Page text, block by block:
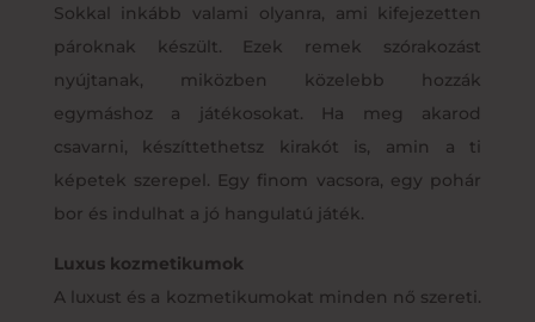
Sokkal inkább valami olyanra, ami kifejezetten
pároknak készült. Ezek remek szórakozást
nyújtanak, miközben közelebb hozzák
egymáshoz a játékosokat. Ha meg akarod
csavarni, készíttethetsz kirakót is, amin a ti
képetek szerepel. Egy finom vacsora, egy pohár
bor és indulhat a jó hangulatú játék.
Luxus kozmetikumok
A luxust és a kozmetikumokat minden nő szereti.